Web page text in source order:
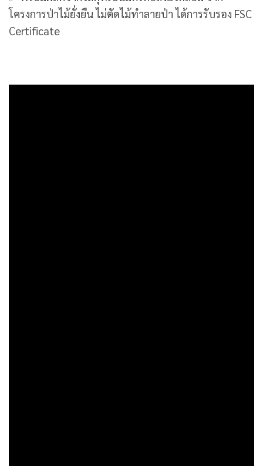
โครงการป่าไม้ยั่งยืน ไม่ตัดไม้ทำลายป่า ได้การรับรอง FSC
Certificate